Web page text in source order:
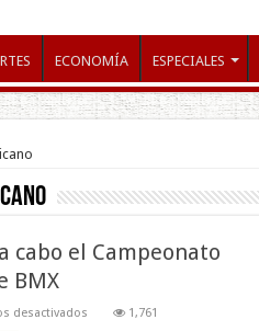
ECONOMÍA ESPECIALES
cabo el Campeonato
BMX
desactivadosen
1,761